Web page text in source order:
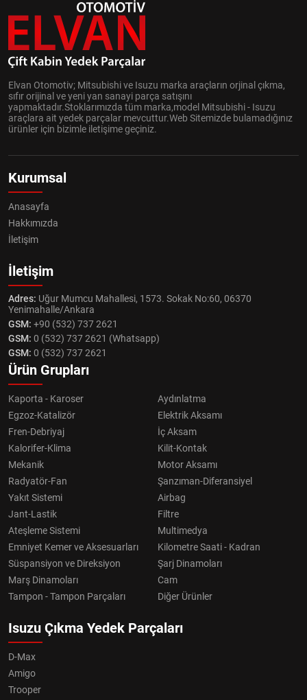
Elvan Otomotiv; Mitsubishi ve Isuzu marka araçların orjinal çıkma,
sıfır orijinal ve yeni yan sanayi parça satışını
yapmaktadır.Stoklarımızda tüm marka,model Mitsubishi - Isuzu
araçlara ait yedek parçalar mevcuttur.Web Sitemizde bulamadığınız
ürünler için bizimle iletişime geçiniz.
Kurumsal
Anasayfa
Hakkımızda
İletişim
İletişim
Adres: Uğur Mumcu Mahallesi, 1573. Sokak No:60, 06370
Yenimahalle/Ankara
GSM: +90 (532) 737 2621
GSM: 0 (532) 737 2621 (Whatsapp)
GSM: 0 (532) 737 2621
Ürün Grupları
Kaporta - Karoser
Aydınlatma
Egzoz-Katalizör
Elektrik Aksamı
Fren-Debriyaj
İç Aksam
Kalorifer-Klima
Kilit-Kontak
Mekanik
Motor Aksamı
Radyatör-Fan
Şanzıman-Diferansiyel
Yakıt Sistemi
Airbag
Jant-Lastik
Filtre
Ateşleme Sistemi
Multimedya
Emniyet Kemer ve Aksesuarları
Kilometre Saati - Kadran
Süspansiyon ve Direksiyon
Şarj Dinamoları
Marş Dinamoları
Cam
Tampon - Tampon Parçaları
Diğer Ürünler
Isuzu Çıkma Yedek Parçaları
D-Max
Amigo
Trooper